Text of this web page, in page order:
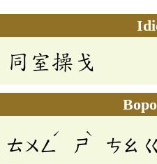
同室操戈
ㄊㄨㄥ
ˊ
ㄕ
ˋ
ㄘㄠ